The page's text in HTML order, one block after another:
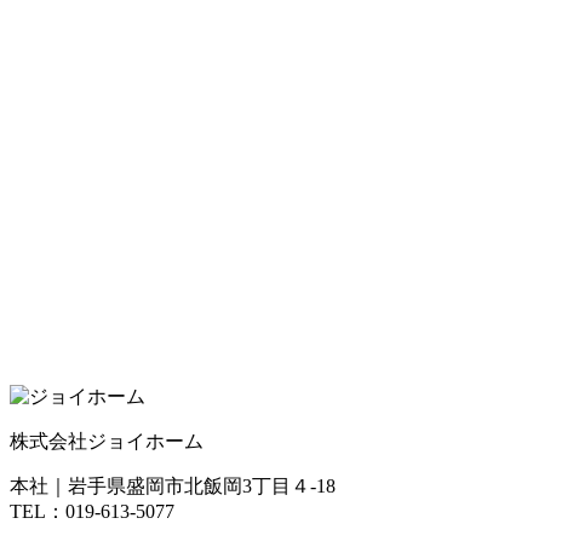
株式会社ジョイホーム
本社｜岩手県盛岡市北飯岡3丁目４-18
TEL：019-613-5077